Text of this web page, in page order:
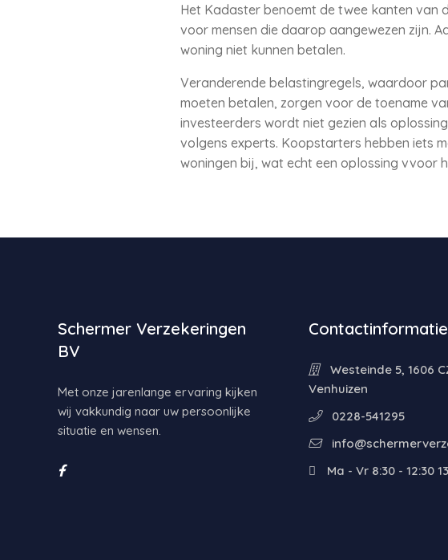
Het Kadaster benoemt de twee kanten van
voor mensen die daarop aangewezen zijn.
woning niet kunnen betalen.
Veranderende belastingregels, waardoor
moeten betalen, zorgen voor de toename
investeerders wordt niet gezien als
volgens experts. Koopstarters hebben iets
woningen bij, wat echt een oplossing vvoor
Schermer Verzekeringen
BV
Met onze jarenlange ervaring kijken
wij vakkundig naar uw persoonlijke
situatie en wensen.
Contactinformatie
Westeinde 5, 1606
Venhuizen
0228-541295
Ma - Vr 8:30 - 12:30